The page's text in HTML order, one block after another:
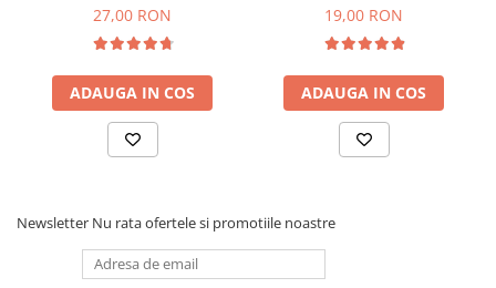
27,00 RON
ADAUGA IN COS
19,00 RON
ADAUGA IN COS
Newsletter Nu rata ofertele si promotiile noastre